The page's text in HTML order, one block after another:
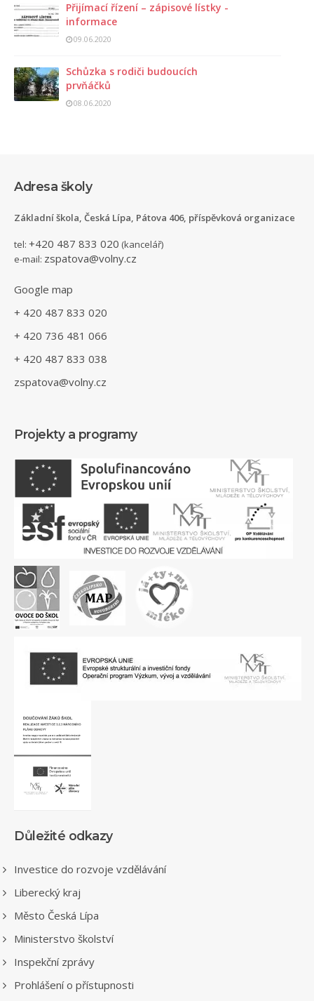
Přijímací řízení – zápisové lístky -
informace
09.06.2020
Schůzka s rodiči budoucích
prvňáčků
08.06.2020
Adresa školy
Základní škola, Česká Lípa, Pátova 406, příspěvková organizace
tel: +420 487 833 020 (kancelář)
e-mail: zspatova@volny.cz
Google map
+ 420 487 833 020
+ 420 736 481 066
+ 420 487 833 038
zspatova@volny.cz
Projekty a programy
Důležité odkazy
Investice do rozvoje vzdělávání
Liberecký kraj
Město Česká Lípa
Ministerstvo školství
Inspekční zprávy
Prohlášení o přístupnosti